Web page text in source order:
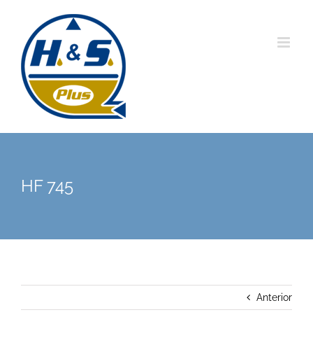
contenido
HF 745
Anterior